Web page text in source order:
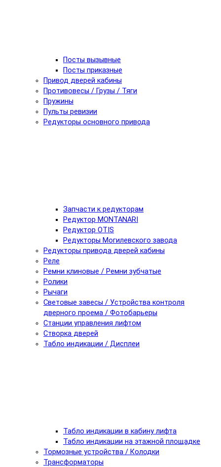
Посты вызывные
Посты приказные
Привод дверей кабины
Противовесы / Грузы / Тяги
Пружины
Пульты ревизии
Редукторы основного привода
Запчасти к редукторам
Редуктор MONTANARI
Редуктор OTIS
Редукторы Могилевского завода
Редукторы привода дверей кабины
Реле
Ремни клиновые / Ремни зубчатые
Ролики
Рычаги
Световые завесы / Устройства контроля
дверного проема / Фотобарьеры
Станции управления лифтом
Створка дверей
Табло индикации / Дисплеи
Табло индикации в кабину лифта
Табло индикации на этажной площадке
Тормозные устройства / Колодки
Трансформаторы